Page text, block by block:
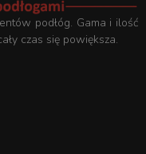
podłóg. Gama i ilość
czas się powiększa.